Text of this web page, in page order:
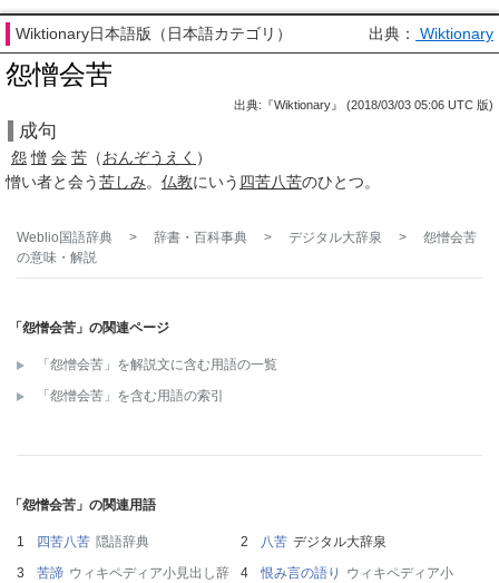
Wiktionary日本語版（日本語カテゴリ） 出典： Wiktionary
怨憎会苦
出典:『Wiktionary』 (2018/03/03 05:06 UTC 版)
成句
怨 憎 会 苦 （おんぞうえく ）
憎い者と会う苦しみ。 仏教にいう 四苦八苦のひとつ。
Weblio国語辞典 > 辞書・百科事典 > デジタル大辞泉 >
怨憎会苦
の意味・解説
「怨憎会苦」の関連ページ
「怨憎会苦」を解説文に含む用語の一覧
「怨憎会苦」を含む用語の索引
「怨憎会苦」の関連用語
四苦八苦 隠語辞典 八苦 デジタル大辞泉
苦諦 ウィキペディア小見出し辞
恨み言の語り
ウィキペディア小